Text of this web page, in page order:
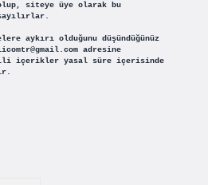
siteye üye olarak bu
aykırı olduğunu düşündüğünüz
adresine
içerikler yasal süre içerisinde